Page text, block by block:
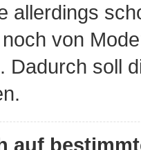
allerdings
von
Dadurch soll
auf